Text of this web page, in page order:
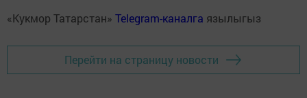
«Кукмор Татарстан» Telegram-каналга язылыгыз
Перейти на страницу новости